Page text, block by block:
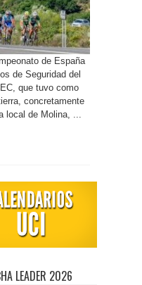
de España
de Seguridad del
que tuvo como
concretamente
local de Molina, ...
LEADER 2026